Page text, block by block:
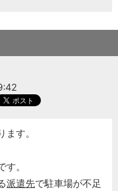
す。
。
派遣先で駐車場が不足